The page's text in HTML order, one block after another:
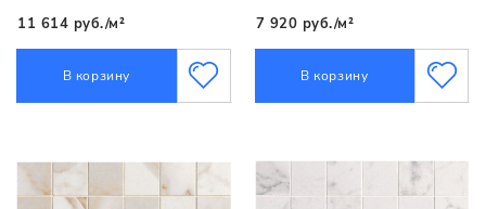
11 614 руб./м²
В корзину
7 920 руб./м²
В корзину